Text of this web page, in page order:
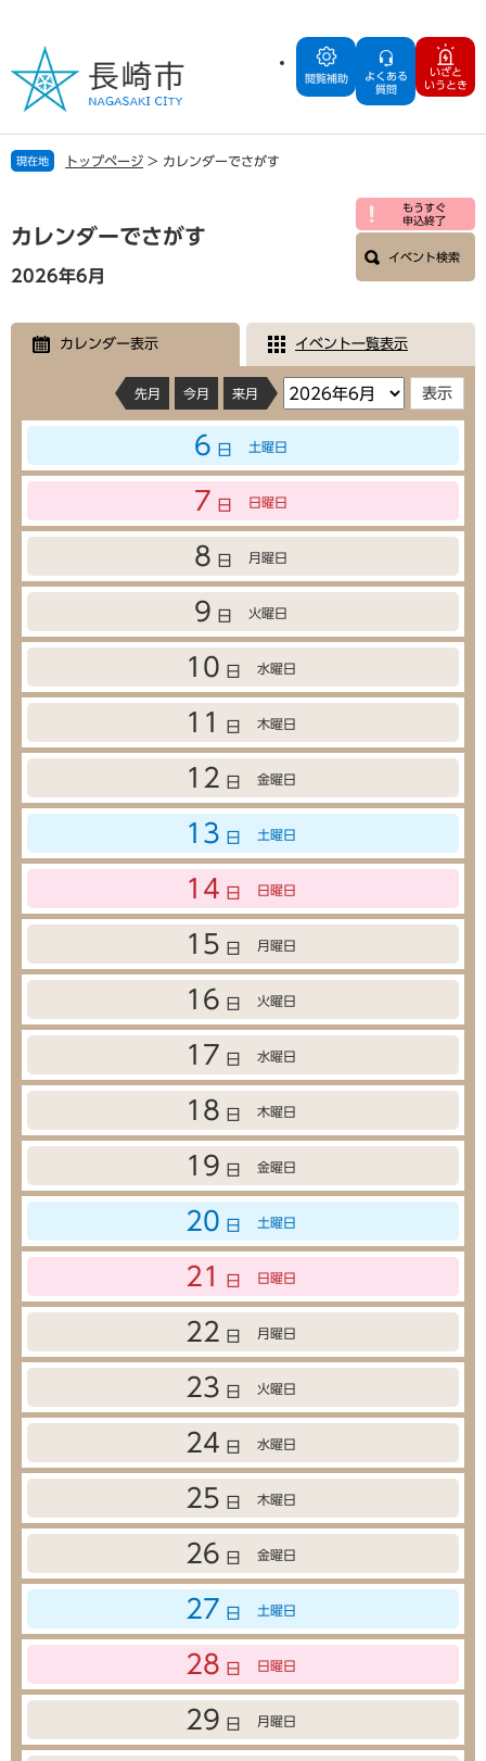
の
で
す
ー
ば
し
文
閲覧補助
よくある
質問
いざと
いうとき
現在地 トップページ > カレンダーでさがす
文
カレンダーでさがす
もうすぐ
申込終了
イベント検索
2026年6月
カレンダー表示 イベント一覧表示
先月 今月 来月
6 日 土曜日
7 日 日曜日
8 日 月曜日
9 日 火曜日
10 日 水曜日
11 日 木曜日
12 日 金曜日
13 日 土曜日
14 日 日曜日
15 日 月曜日
16 日 火曜日
17 日 水曜日
18 日 木曜日
19 日 金曜日
20 日 土曜日
21 日 日曜日
22 日 月曜日
23 日 火曜日
24 日 水曜日
25 日 木曜日
26 日 金曜日
27 日 土曜日
28 日 日曜日
29 日 月曜日